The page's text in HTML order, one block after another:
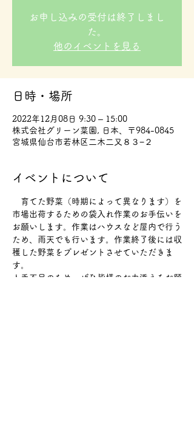
お申し込みの受付は終了しまし
た。
他のイベントを見る
日時・場所
2022年12月08日 9:30 – 15:00
株式会社グリーン菜園, 日本、〒984-0845
宮城県仙台市若林区二木二又８３−２
イベントについて
育てた野菜（時期によって異なります）を
市場出荷するための袋入れ作業のお手伝いを
お願いします。作業はハウスなど屋内で行う
ため、雨天でも行います。作業終了後には収
穫した野菜をプレゼントさせていただきま
す。
人手不足のため、ぜひ皆様のお力添えをお願